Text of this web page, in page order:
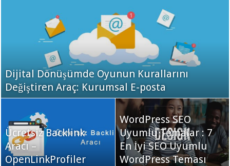
Dijital Dönüşümde Oyunun Kurallarını
Değiştiren Araç: Kurumsal E-posta
Ücretsiz Backlink
Aracı –
OpenLinkProfiler
WordPress SEO
Uyumlu Temalar : 7
En İyi SEO Uyumlu
WordPress Teması